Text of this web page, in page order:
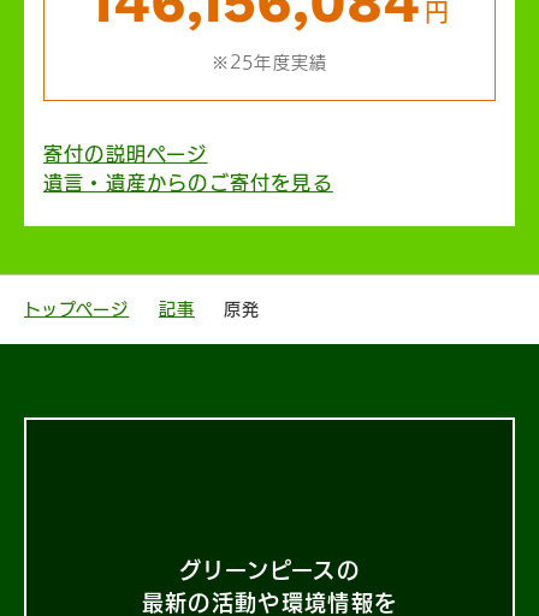
円
※25年度実績
寄付の説明ページ
遺言・遺産からのご寄付を見る
トップページ 記事 原発
グリーンピースの
最新の活動や環境情報を